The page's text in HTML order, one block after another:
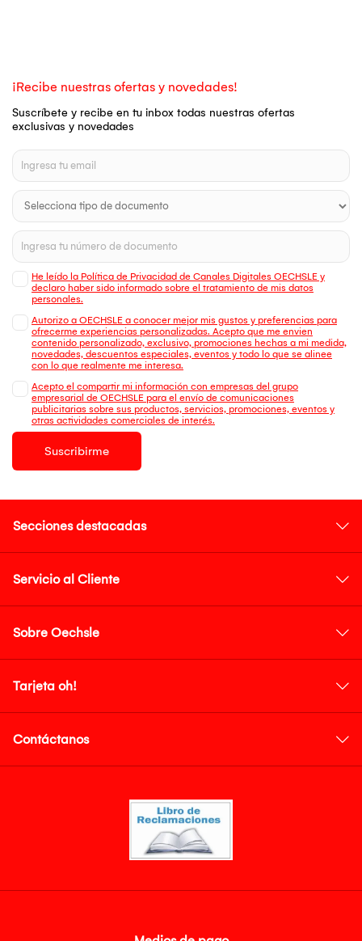
¡Recibe nuestras ofertas y novedades!
Suscríbete y recibe en tu inbox todas nuestras ofertas
exclusivas y novedades
He leído la Política de Privacidad de Canales Digitales OECHSLE y
declaro haber sido informado sobre el tratamiento de mis datos
personales.
Autorizo a OECHSLE a conocer mejor mis gustos y preferencias para
ofrecerme experiencias personalizadas. Acepto que me envien
contenido personalizado, exclusivo, promociones hechas a mi medida,
novedades, descuentos especiales, eventos y todo lo que se alinee
con lo que realmente me interesa.
Acepto el compartir mi información con empresas del grupo
empresarial de OECHSLE para el envío de comunicaciones
publicitarias sobre sus productos, servicios, promociones, eventos y
otras actividades comerciales de interés.
Suscribirme
Secciones destacadas
Servicio al Cliente
Sobre Oechsle
Tarjeta oh!
Contáctanos